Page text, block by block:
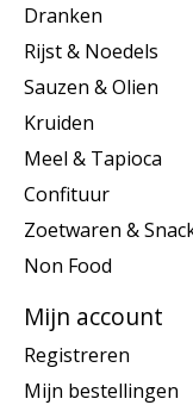
Dranken
Rijst & Noedels
Sauzen & Olien
Kruiden
Meel & Tapioca
Confituur
Zoetwaren &
Non Food
Mijn account
Registreren
Mijn bestellingen